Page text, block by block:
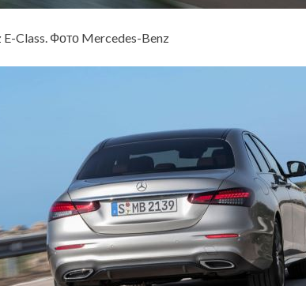
Class. Фото Mercedes-Benz